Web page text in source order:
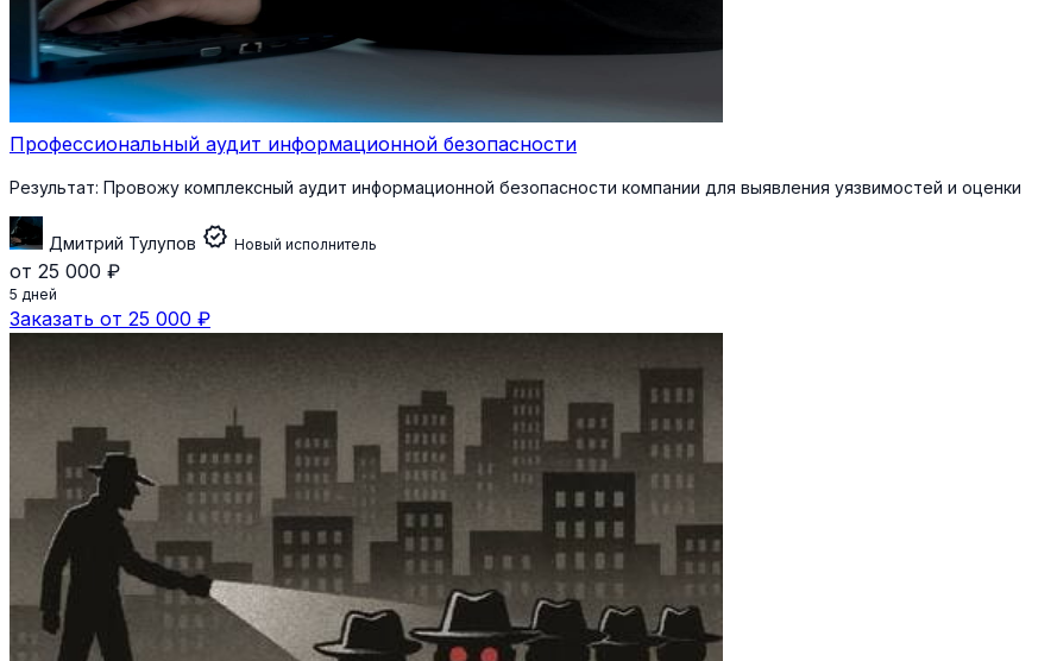
Профессиональный аудит информационной безопасности
Результат: Провожу комплексный аудит информационной безопасности компании для выявления уязвимостей и оценки
Дмитрий Тулупов verified Новый исполнитель
от 25 000 ₽
5 дней
Заказать от 25 000 ₽